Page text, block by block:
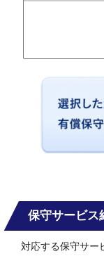
保守サービス
対応する保守サー